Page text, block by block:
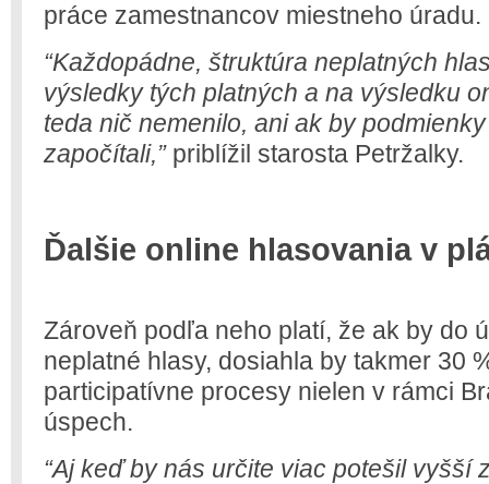
práce zamestnancov miestneho úradu.
“Každopádne, štruktúra neplatných
výsledky tých platných a na výsledku
teda nič nemenilo, ani ak by
započítali,”priblížil starosta Petržalky.
Ďalšie online hlasovania v
Zároveň podľa neho platí, že ak by do
neplatné hlasy, dosiahla by takmer 30
participatívne procesy nielen v rámci
úspech.
“Aj keď by nás určite viac potešil vyšší